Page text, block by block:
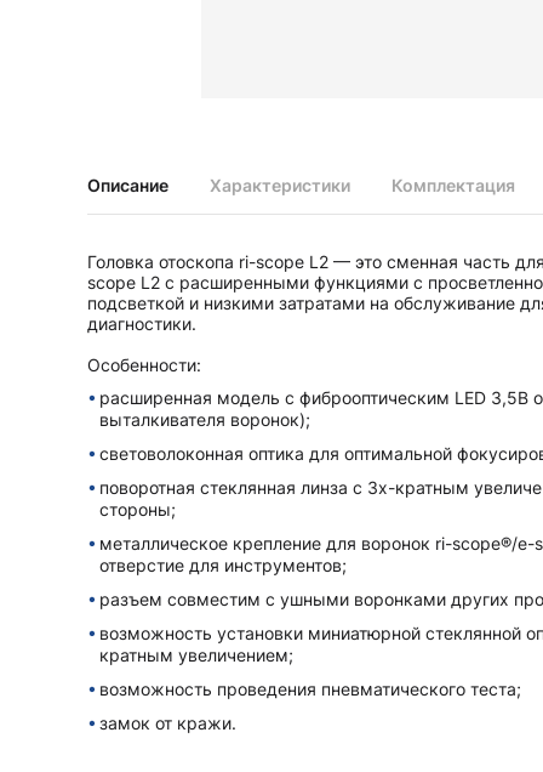
Ретиноскопы и наборы ri-vision
Запасные части для стетоскопов
Стетоскопы
Описание Характеристики Комплектация
Головка отоскопа ri-scope L2 — это сменная часть
scope L2 с расширенными функциями с
подсветкой и низкими затратами на обслуживание
диагностики.
Особенности:
расширенная модель с фиброоптическим LED 3,5B
выталкивателя воронок);
световолоконная оптика для оптимальной
поворотная стеклянная линза с 3х-кратным
стороны;
металлическое крепление для воронок ri-scope®/e-
отверстие для инструментов;
разъем совместим с ушными воронками других
возможность установки миниатюрной стеклянной
кратным увеличением;
возможность проведения пневматического теста;
замок от кражи.